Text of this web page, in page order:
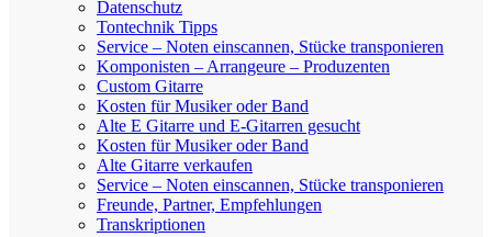
Datenschutz
Tontechnik Tipps
Service – Noten einscannen, Stücke transponieren
Komponisten – Arrangeure – Produzenten
Custom Gitarre
Kosten für Musiker oder Band
Alte E Gitarre und E-Gitarren gesucht
Kosten für Musiker oder Band
Alte Gitarre verkaufen
Service – Noten einscannen, Stücke transponieren
Freunde, Partner, Empfehlungen
Transkriptionen